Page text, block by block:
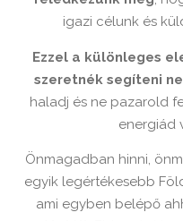
igazi célunk és
Ezzel a különleges
szeretnék segíteni
haladj és ne pazarold
energiád
Önmagadban hinni,
egyik legértékesebb
ami egyben belépő